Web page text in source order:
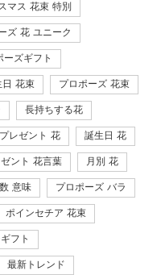
マス 花束 特別
ズ 花 ユニーク
ーズギフト
日 花束 プロポーズ 花束
長持ちする花
プレゼント 花 誕生日 花
ント 花言葉 月別 花
意味 プロポーズ バラ
ポインセチア 花束
フト
最新トレンド